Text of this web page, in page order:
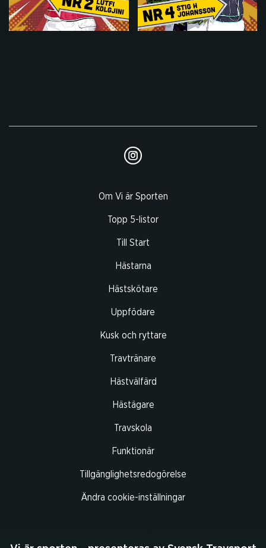
Om Vi är Sporten
Topp 5-listor
Till Start
Hästarna
Hästskötare
Uppfödare
Kusk och ryttare
Travtränare
Hästvälfärd
Hästägare
Travskola
Funktionär
Tillgänglighetsredogörelse
Ändra cookie-inställningar